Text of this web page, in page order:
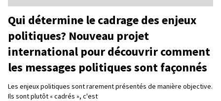
Qui détermine le cadrage des enjeux
politiques? Nouveau projet
international pour découvrir comment
les messages politiques sont façonnés
Les enjeux politiques sont rarement présentés de manière objective.
Ils sont plutôt « cadrés », c'est